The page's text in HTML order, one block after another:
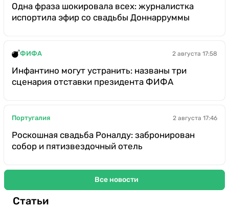
Одна фраза шокировала всех: журналистка
испортила эфир со свадьбы Доннарруммы
ФИФА 2 августа 17:58
Инфантино могут устранить: названы три
сценария отставки президента ФИФА
Португалия 2 августа 17:46
Роскошная свадьба Роналду: забронирован
собор и пятизвездочный отель
Все новости
Статьи